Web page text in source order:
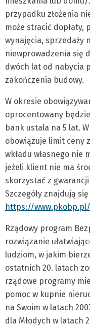
przypadku złożenia
może stracić dopłaty,
wynajęcia, sprzedaży
niewprowadzenia się
dwóch lat od nabycia
zakończenia budowy.
W okresie
oprocentowany
bank ustala na 5 lat.
obowiązuje limit ceny
wkładu własnego nie
jeżeli klient nie ma
skorzystać z
Szczegóły znajdują
https://
Rządowy program
rozwiązanie
ludziom, w jakim
ostatnich 20. latach
rządowe programy
pomoc w kupnie
na Swoim w latach
dla Młodych w latach